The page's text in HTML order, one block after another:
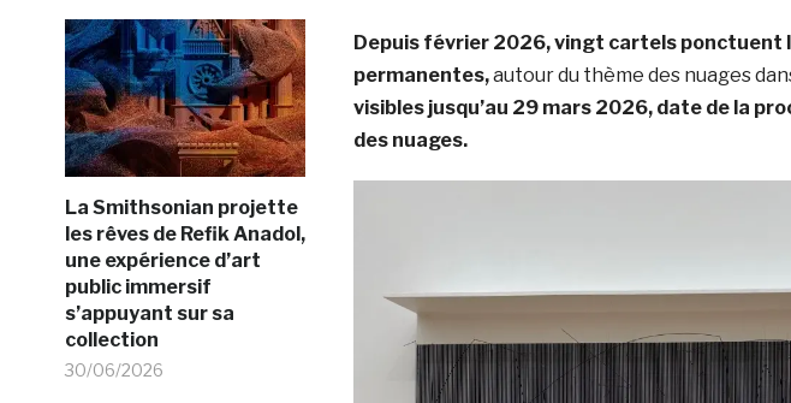
La Smithsonian projette
les rêves de Refik Anadol,
une expérience d’art
public immersif
s’appuyant sur sa
collection
30/06/2026
Depuis février 2026, vingt cartels ponctuent
permanentes,autour du thème des nuages
visibles jusqu’au 29 mars 2026, date de la
des nuages.